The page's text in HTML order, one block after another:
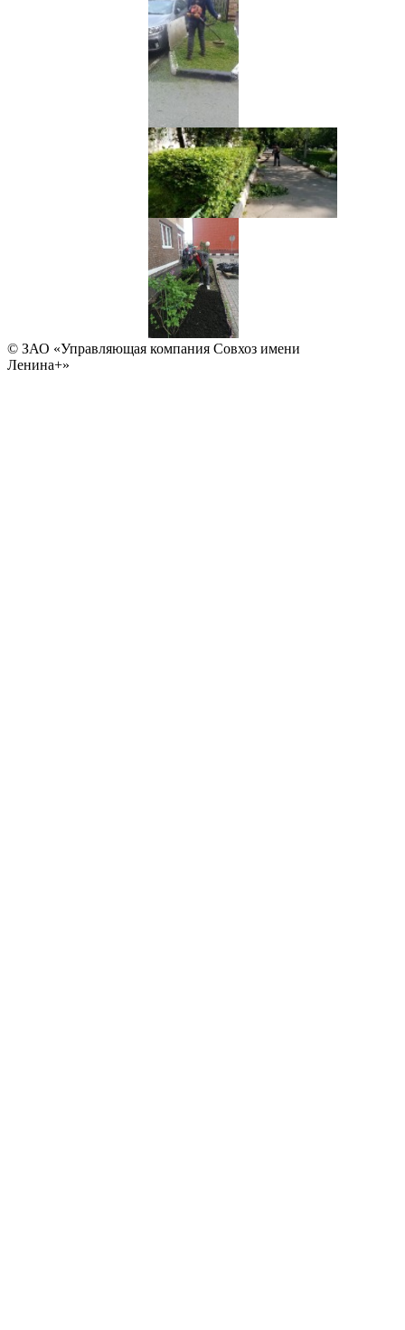
© ЗАО «Управляющая компания Совхоз имени
Ленина+»